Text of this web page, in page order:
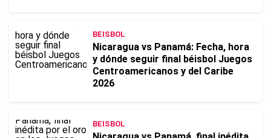
BEISBOL
Nicaragua vs Panamá: Fecha, hora
y dónde seguir final béisbol Juegos
Centroamericanos y del Caribe
2026
BEISBOL